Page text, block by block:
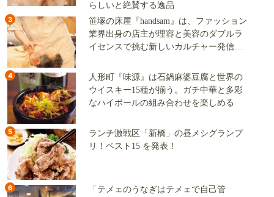
らしいと絶賛する逸品
3
笹塚の床屋『handsam』は、ファッション
業界出身の店主が理容と美容のダブルラ
イセンスで挑む新しいカルチャー発信基
4
人形町『味源』は石鍋麻婆豆腐と世界の
ウイスキー15種が揃う。ガチ中華と多彩
なハイボールの組み合わせを楽しめる
5
ランチ激戦区「新橋」の昼メシグランプ
リ！ベスト15 を発表！
6
「テメェのうなぎはテメェで自己管